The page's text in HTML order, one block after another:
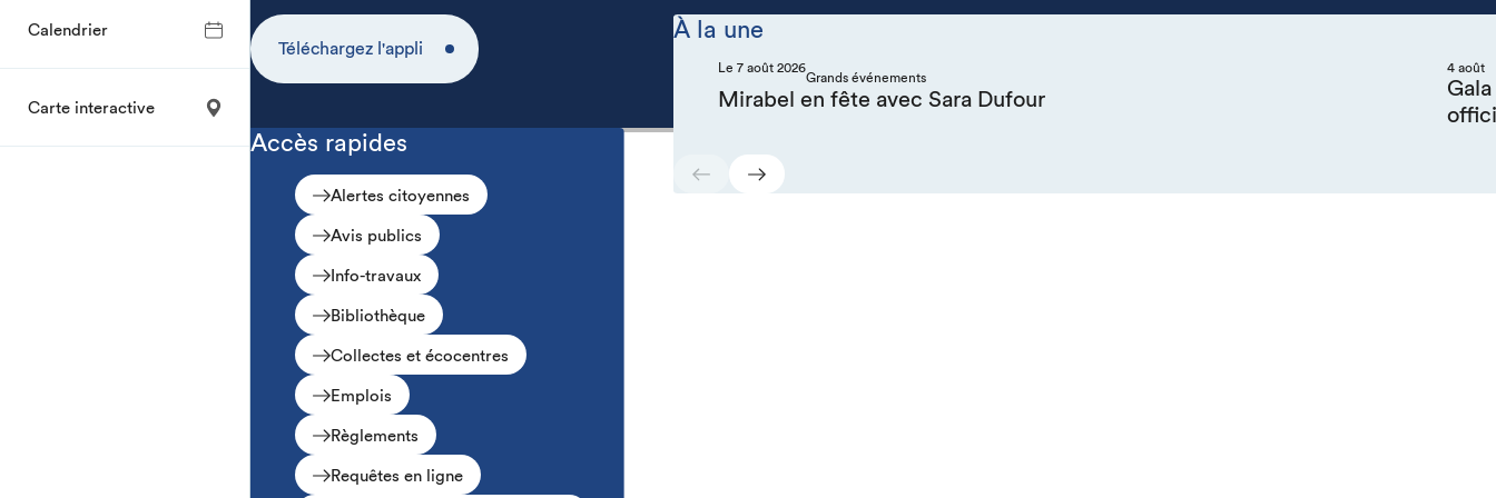
Calendrier
Carte interactive
Téléchargez l'appli
Accès rapides
Alertes citoyennes
Avis publics
Info-travaux
Bibliothèque
Collectes et écocentres
Emplois
Règlements
Requêtes en ligne
À la une
Le 7 août 2026
Grands événements
Mirabel en fête avec Sara Dufour
4 août